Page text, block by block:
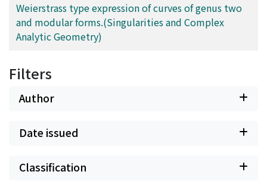
Weierstrass type expression of curves of genus two
and modular forms.(Singularities and Complex
Analytic Geometry)
Filters
Author
Date issued
Classification